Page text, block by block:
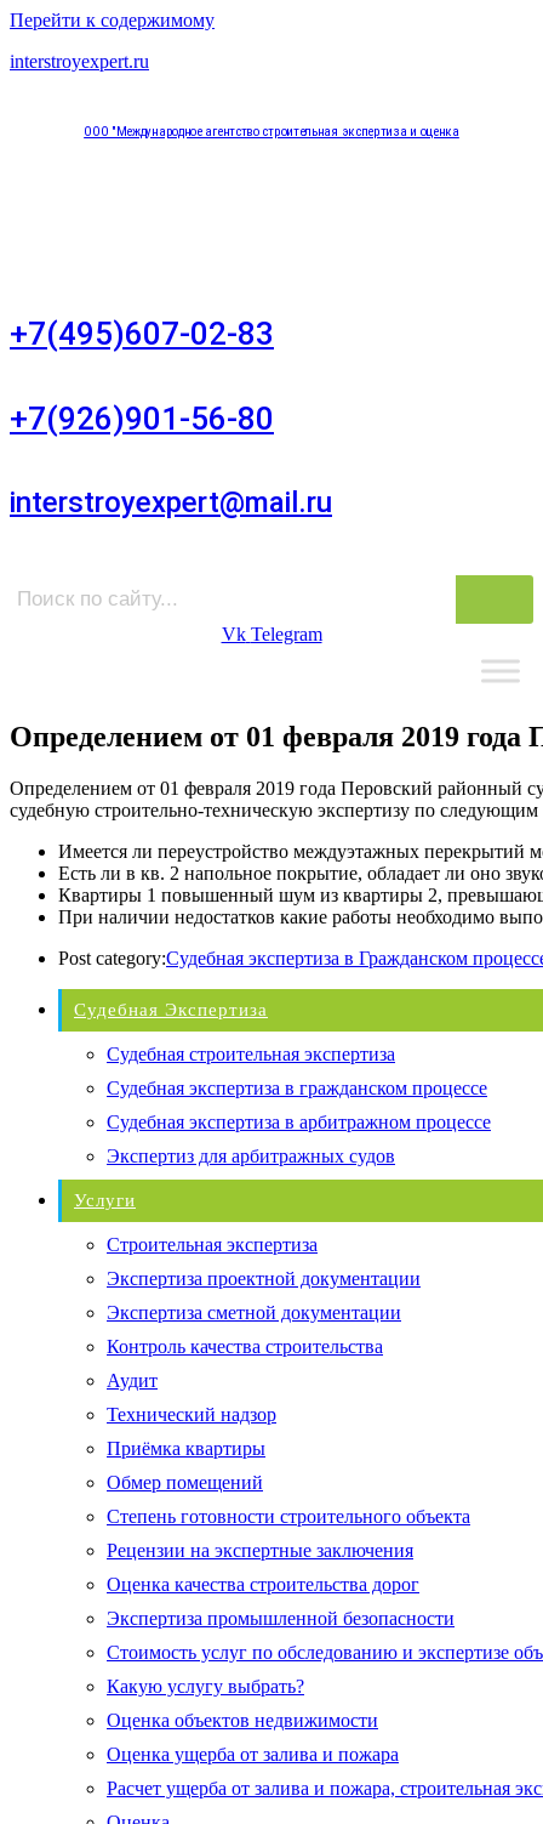
Перейти к содержимому
interstroyexpert.ru
ООО "Международное агентство строительная экспертиза и оценка
+7(495)607-02-83
+7(926)901-56-80
interstroyexpert@mail.ru
Vk Telegram
Определением от 01 февраля 2019
Определением от 01 февраля 2019 года Перовский районный
судебную строительно-техническую экспертизу по
Имеется ли переустройство междуэтажных перекрытий
Есть ли в кв. 2 напольное покрытие, обладает ли оно
Квартиры 1 повышенный шум из квартиры 2,
При наличии недостатков какие работы необходимо
Post category:Судебная экспертиза в Гражданском
Судебная Экспертиза
Судебная строительная экспертиза
Судебная экспертиза в гражданском процессе
Судебная экспертиза в арбитражном процессе
Экспертиз для арбитражных судов
Услуги
Строительная экспертиза
Экспертиза проектной документации
Экспертиза сметной документации
Контроль качества строительства
Аудит
Технический надзор
Приёмка квартиры
Обмер помещений
Степень готовности строительного объекта
Рецензии на экспертные заключения
Оценка качества строительства дорог
Экспертиза промышленной безопасности
Стоимость услуг по обследованию и экспертизе
Какую услугу выбрать?
Оценка объектов недвижимости
Оценка ущерба от залива и пожара
Расчет ущерба от залива и пожара, строительная